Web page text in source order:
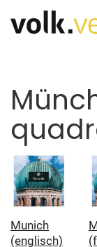
Munich
(englisch)